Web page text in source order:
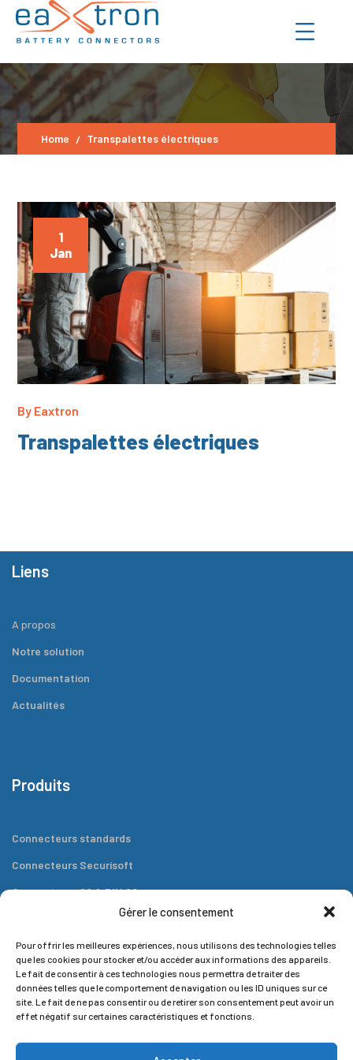
Gérer le consentement
Pour offrir les meilleures expériences, nous utilisons des technologies telles
que les cookies pour stocker et/ou accéder aux informations des appareils.
Le fait de consentir à ces technologies nous permettra de traiter des
données telles que le comportement de navigation ou les ID uniques sur ce
site. Le fait de ne pas consentir ou de retirer son consentement peut avoir un
effet négatif sur certaines caractéristiques et fonctions.
Home Transpalettes électriques
1
Jan
By Eaxtron
Transpalettes électriques
Liens
A propos
Notre solution
Documentation
Actualités
Produits
Connecteurs standards
Connecteurs Securisoft
Connecteurs 80 & DIN 80
Outils
Contact